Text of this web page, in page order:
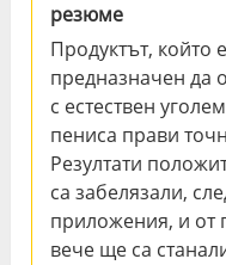
резюме
Продуктът, който е
предназначен да
с естествен
пениса прави
Резултати
са забелязали,
приложения, и от
вече ще са